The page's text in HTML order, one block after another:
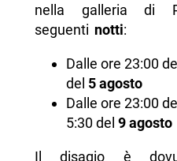
nella galleria di
seguenti notti:
Dalle ore 23:00 del
del 5 agosto
Dalle ore 23:00
5:30 del 9agosto
Il disagio è